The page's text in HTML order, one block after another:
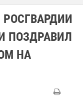
ПОЗДРАВИЛ
НА